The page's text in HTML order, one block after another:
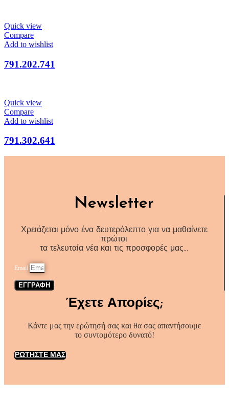
Quick view
Compare
Add to wishlist
791.202.741
Quick view
Compare
Add to wishlist
791.302.641
Newsletter
Χρειάζεται μόνο ένα δευτερόλεπτο για να μαθαίνετε
πρώτοι
τα τελευταία νέα και τις προσφορές μας…
Email
ΕΓΓΡΑΦΗ
Έχετε Απορίες;
Κάντε μας την ερώτησή σας και θα σας απαντήσουμε
το συντομότερο δυνατό!
ΡΩΤΗΣΤΕ ΜΑΣ